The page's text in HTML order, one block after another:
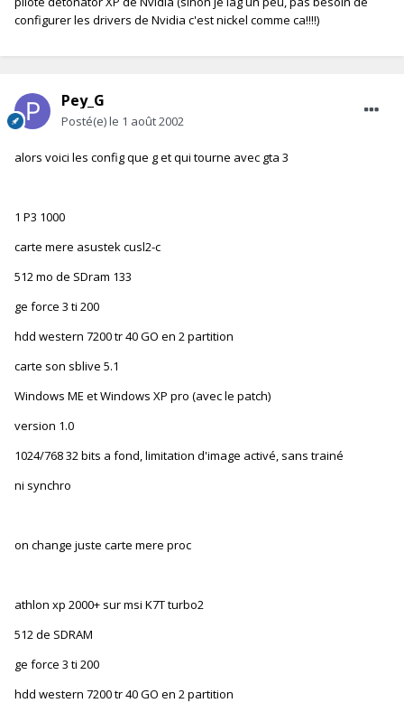
configurer les drivers de Nvidia c'est nickel comme ca!!!!)
Pey_G
Posté(e)le 1 août 2002
alors voici les config que g et qui tourne avec gta 3
1 P3 1000
carte mere asustek cusl2-c
512 mo de SDram 133
ge force 3 ti 200
hdd western 7200 tr 40 GO en 2 partition
carte son sblive 5.1
Windows ME et Windows XP pro (avec le patch)
version 1.0
1024/768 32 bits a fond, limitation d'image activé, sans trainé
ni synchro
on change juste carte mere proc
athlon xp 2000+ sur msi K7T turbo2
512 de SDRAM
ge force 3 ti 200
hdd western 7200 tr 40 GO en 2 partition